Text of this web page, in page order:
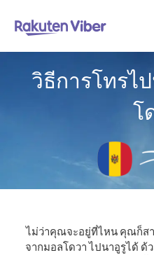
วิธีการโทรไ
โ
ไม่ว่าคุณจะอยู่ที่ไหน คุณก็ส
จากมอลโดวา ไปนาอูรูได้ ด้